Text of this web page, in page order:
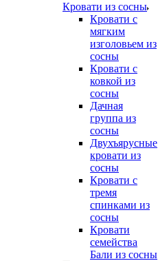
Кровати из сосны
Кровати с
мягким
изголовьем из
сосны
Кровати с
ковкой из
сосны
Дачная
группа из
сосны
Двухъярусные
кровати из
сосны
Кровати с
тремя
спинками из
сосны
Кровати
семейства
Бали из сосны